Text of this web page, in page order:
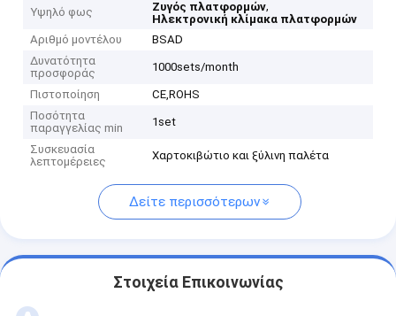
Υψηλό φως Ζυγός πλατφορμών,
Ηλεκτρονική κλίμακα πλατφορμών
Αριθμό μοντέλου
BSAD
Δυνατότητα
προσφοράς
1000sets/month
Πιστοποίηση
CE,ROHS
Ποσότητα
παραγγελίας min
1set
Συσκευασία
λεπτομέρειες
Χαρτοκιβώτιο και ξύλινη παλέτα
Δείτε περισσότερων
Στοιχεία Επικοινωνίας